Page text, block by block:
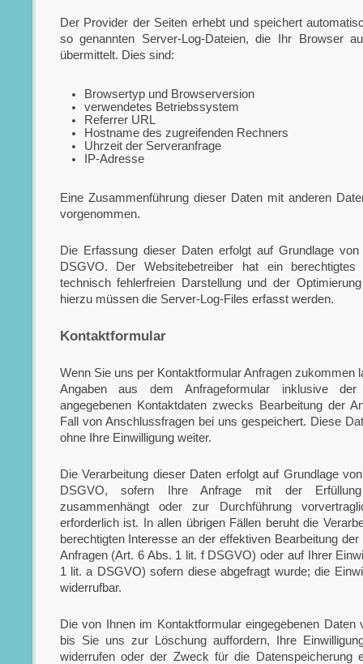
Der Provider der Seiten erhebt und speichert
so genannten Server-Log-Dateien, die Ihr Browser
übermittelt. Dies sind:
Browsertyp und Browserversion
verwendetes Betriebssystem
Referrer URL
Hostname des zugreifenden Rechners
Uhrzeit der Serveranfrage
IP-Adresse
Eine Zusammenführung dieser Daten mit anderen
vorgenommen.
Die Erfassung dieser Daten erfolgt auf Grundlage
DSGVO. Der Websitebetreiber hat ein
technisch fehlerfreien Darstellung und der
hierzu müssen die Server-Log-Files erfasst werden.
Kontaktformular
Wenn Sie uns per Kontaktformular Anfragen zukommen
Angaben aus dem Anfrageformular inklusive
angegebenen Kontaktdaten zwecks Bearbeitung der
Fall von Anschlussfragen bei uns gespeichert. Diese
ohne Ihre Einwilligung weiter.
Die Verarbeitung dieser Daten erfolgt auf Grundlage
DSGVO, sofern Ihre Anfrage mit der
zusammenhängt oder zur Durchführung
erforderlich ist. In allen übrigen Fällen beruht die
berechtigten Interesse an der effektiven Bearbeitung
Anfragen (Art. 6 Abs. 1 lit. f DSGVO) oder auf Ihrer
1 lit. a DSGVO) sofern diese abgefragt wurde; die
widerrufbar.
Die von Ihnen im Kontaktformular eingegebenen Daten
bis Sie uns zur Löschung auffordern, Ihre
widerrufen oder der Zweck für die Datenspeicherung